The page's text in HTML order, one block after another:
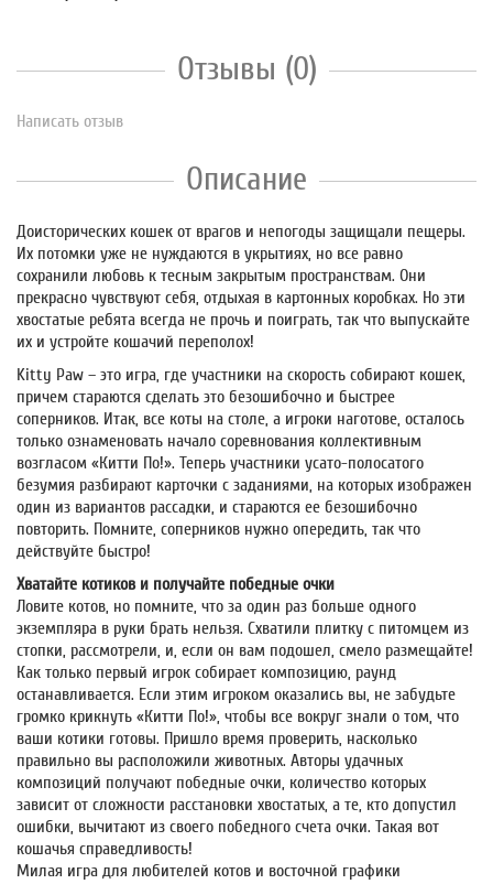
Отзывы (0)
Написать отзыв
Описание
Доисторических кошек от врагов и непогоды защищали пещеры.
Их потомки уже не нуждаются в укрытиях, но все равно
сохранили любовь к тесным закрытым пространствам. Они
прекрасно чувствуют себя, отдыхая в картонных коробках. Но эти
хвостатые ребята всегда не прочь и поиграть, так что выпускайте
их и устройте кошачий переполох!
Kitty Paw – это игра, где участники на скорость собирают кошек,
причем стараются сделать это безошибочно и быстрее
соперников. Итак, все коты на столе, а игроки наготове, осталось
только ознаменовать начало соревнования коллективным
возгласом «Китти По!». Теперь участники усато-полосатого
безумия разбирают карточки с заданиями, на которых изображен
один из вариантов рассадки, и стараются ее безошибочно
повторить. Помните, соперников нужно опередить, так что
действуйте быстро!
Хватайте котиков и получайте победные очки
Ловите котов, но помните, что за один раз больше одного
экземпляра в руки брать нельзя. Схватили плитку с питомцем из
стопки, рассмотрели, и, если он вам подошел, смело размещайте!
Как только первый игрок собирает композицию, раунд
останавливается. Если этим игроком оказались вы, не забудьте
громко крикнуть «Китти По!», чтобы все вокруг знали о том, что
ваши котики готовы. Пришло время проверить, насколько
правильно вы расположили животных. Авторы удачных
композиций получают победные очки, количество которых
зависит от сложности расстановки хвостатых, а те, кто допустил
ошибки, вычитают из своего победного счета очки. Такая вот
кошачья справедливость!
Милая игра для любителей котов и восточной графики